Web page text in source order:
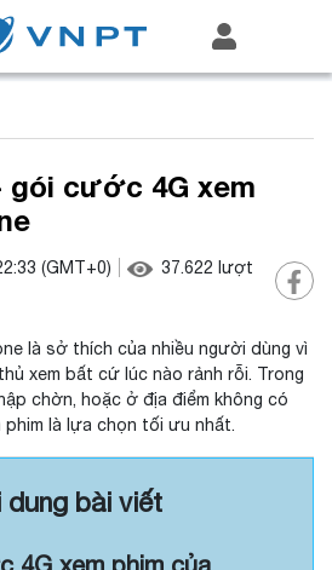
gói cước 4G xem
(GMT+0) 37.622 lượt
là sở thích của nhiều người dùng vì
xem bất cứ lúc nào rảnh rỗi. Trong
chờn, hoặc ở địa điểm không có
là lựa chọn tối ưu nhất.
dung bài viết